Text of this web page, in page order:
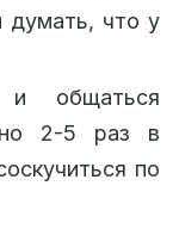
думать, что у
и общаться
2-5 раз в
по